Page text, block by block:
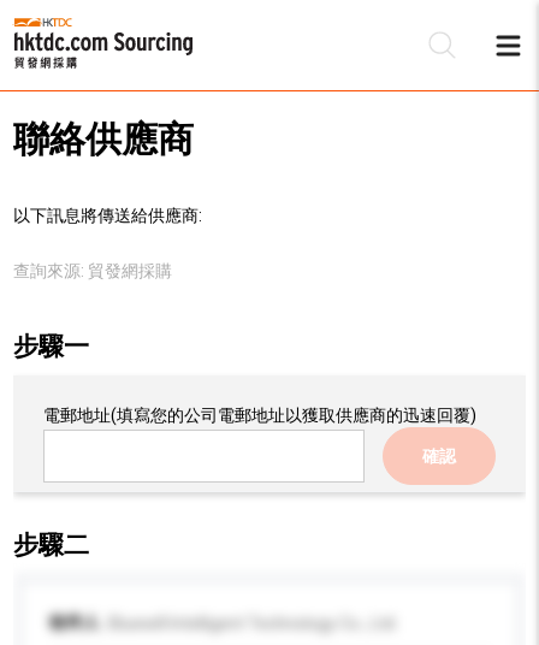
聯絡供應商
以下訊息將傳送給供應商:
查詢來源: 貿發網採購
步驟一
電郵地址(填寫您的公司電郵地址以獲取供應商的迅速回覆)
確認
步驟二
收件人